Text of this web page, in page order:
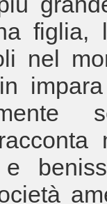
figlia,
nel